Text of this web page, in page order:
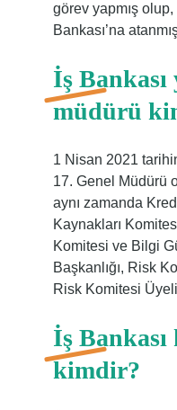
görev yapmış
Bankası’na
İş Bankası
müdürü
1 Nisan 2021
17. Genel Müdürü
aynı zamanda
Kaynakları
Komitesi ve Bilgi
Başkanlığı, Risk
Risk Komitesi
İş
kimdir?